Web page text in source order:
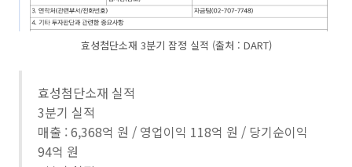
효성첨단소재 3분기 잠정 실적 (출처 : DART)
효성첨단소재 실적
3분기 실적
매출 : 6,368억 원 / 영업이익 118억 원 / 당기순이익
94억 원